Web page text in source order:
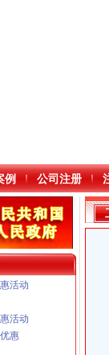
例 公司注册
活动
活动
惠
司 渝北10010万 (进出
限责任公司 渝九1000